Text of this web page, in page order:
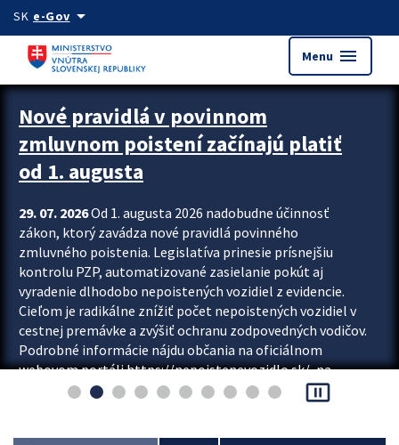
Preskocit na hlavný obsah
SK e-Govarrow_drop_down
Menu menu
Zastavit automatický posun upútavok
Nové pravidlá v povinnom
zmluvnom poistení začínajú platiť
od 1. augusta
29. 07. 2026Od 1. augusta 2026 nadobudne účinnosť
zákon, ktorý zavádza nové pravidlá povinného
zmluvného poistenia. Legislatíva prinesie prísnejšiu
kontrolu PZP, automatizované zasielanie pokút aj
vyradenie dlhodobo nepoistených vozidiel z evidencie.
Cieľom je radikálne znížiť počet nepoistených vozidiel v
cestnej premávke a zvýšiť ochranu zodpovedných vodičov.
Podrobné informácie nájdu občania na oficiálnom
webovom portáli https://nepoistenevozidlo.sk/, na
ktorom od augusta pribudne aj možnosť overiť si...
pause_presentation